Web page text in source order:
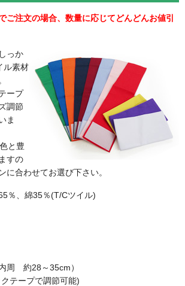
ご注文の場合、数量に応じてどんどんお値引
っか
ル素材
ープ
調節
ま
と豊
すの
に合わせてお選び下さい。
％、綿35％(T/Cツイル)
周 約28～35cm）
テープで調節可能)